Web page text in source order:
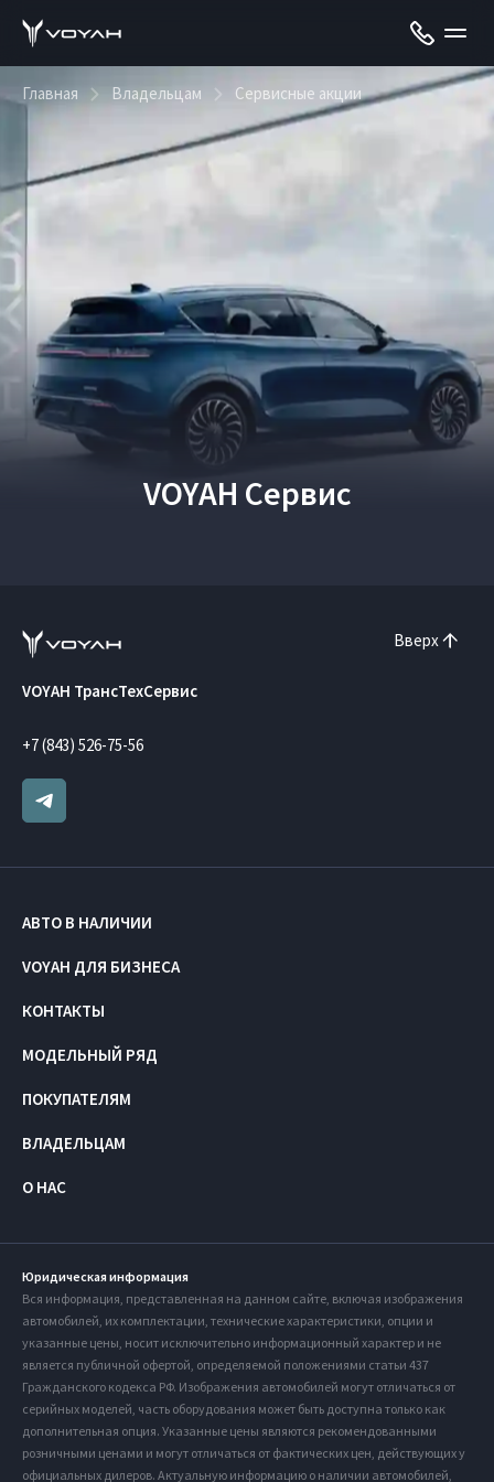
Главная Владельцам Сервисные акции
VOYAH Сервис
Вверх
VOYAH ТрансТехСервис
+7 (843) 526-75-56
АВТО В НАЛИЧИИ
VOYAH ДЛЯ БИЗНЕСА
КОНТАКТЫ
МОДЕЛЬНЫЙ РЯД
ПОКУПАТЕЛЯМ
ВЛАДЕЛЬЦАМ
О НАС
Юридическая информация
Вся информация, представленная на данном сайте, включая изображения
автомобилей, их комплектации, технические характеристики, опции и
указанные цены, носит исключительно информационный характер и не
является публичной офертой, определяемой положениями статьи 437
Гражданского кодекса РФ. Изображения автомобилей могут отличаться от
серийных моделей, часть оборудования может быть доступна только как
дополнительная опция. Указанные цены являются рекомендованными
розничными ценами и могут отличаться от фактических цен, действующих у
официальных дилеров. Актуальную информацию о наличии автомобилей,